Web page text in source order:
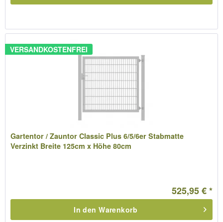
VERSANDKOSTENFREI
Gartentor / Zauntor Classic Plus 6/5/6er Stabmatte
Verzinkt Breite 125cm x Höhe 80cm
525,95 € *
In den Warenkorb